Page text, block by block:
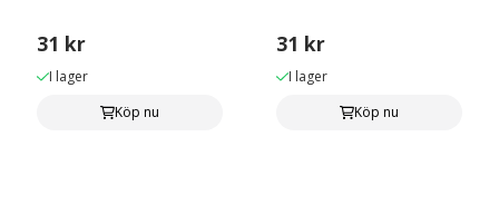
31 kr
I lager
Köp nu
31 kr
I lager
Köp nu